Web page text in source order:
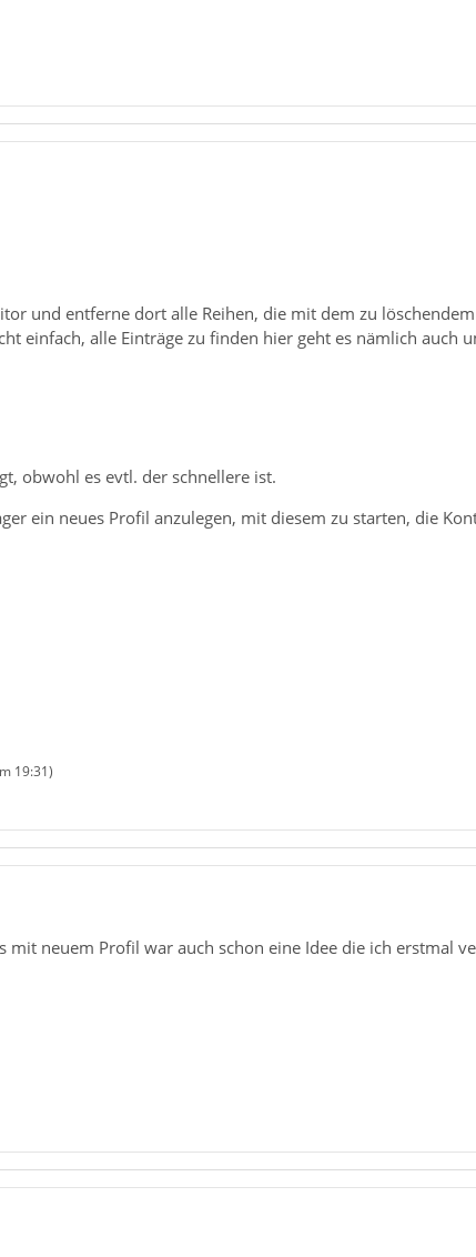
und entferne dort alle Reihen, die mit dem zu
einfach, alle Einträge zu finden hier geht es nämlich auch
obwohl es evtl. der schnellere ist.
ein neues Profil anzulegen, mit diesem zu starten, die
19:31)
mit neuem Profil war auch schon eine Idee die ich erstmal